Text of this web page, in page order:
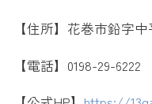
【住所】花巻市鉛字中
【電話】0198-29-6222